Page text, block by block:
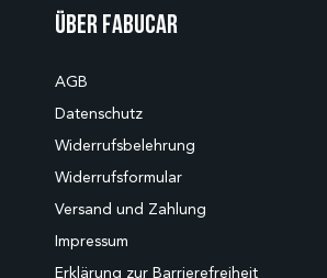
Über Fabucar
AGB
Datenschutz
Widerrufsbelehrung
Widerrufsformular
Versand und Zahlung
Impressum
Erklärung zur Barrierefreiheit